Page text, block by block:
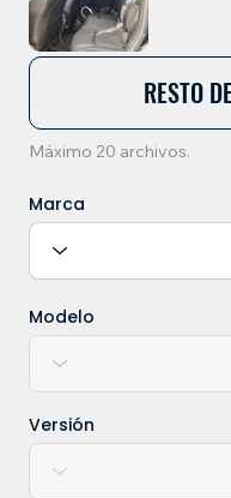
RESTO
Máximo 20 archivos.
Marca
Modelo
Versión